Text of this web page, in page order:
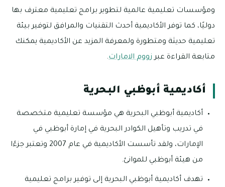
ومؤسسات تعليمية عالمية لتطوير برامج تعليمية معترف بها
دوليًا، كما توفر الأكاديمية أحدث التقنيات والمرافق لتوفير بيئة
تعليمية حديثة ومتطورة ولمعرفة المزيد عن الأكاديمية يمكنك
متابعة القراءة عبر زووم الامارات.
أكاديمية أبوظبي البحرية
أكاديمية أبوظبي البحرية هي مؤسسة تعليمية متخصصة
في تدريب وتأهيل الكوادر البحرية في إمارة أبوظبي في
الإمارات، ولقد تأسست الأكاديمية في عام 2007 وتعتبر جزءًا
من هيئة أبوظبي للموانئ.
تهدف أكاديمية أبوظبي البحرية إلى توفير برامج تعليمية